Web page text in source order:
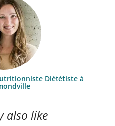
Diététiste à
also like